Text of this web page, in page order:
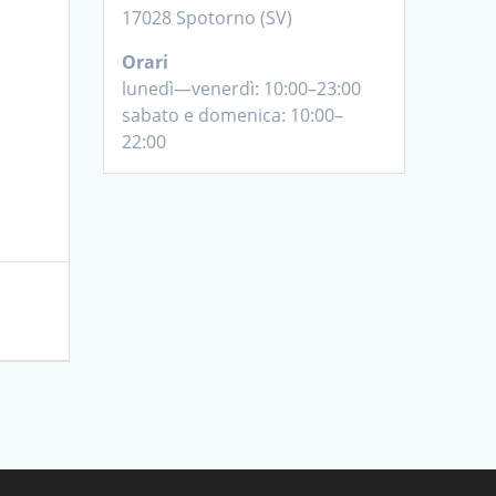
17028 Spotorno (SV)
Orari
lunedì—venerdì: 10:00–23:00
sabato e domenica: 10:00–
22:00